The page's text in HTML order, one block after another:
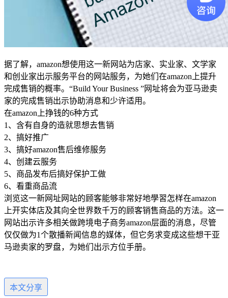
据了解，amazon想使用这一新网站为店家、实业家、文学家
和创业家出示服务平台的网站服务，为她们在amazon上提升
完成售销的概率。“Build Your Business ”网址将会为亚马逊卖
家的完成售销出示协助消息和少许适用。
在amazon上挣钱的6种方式
1、含有自身的造就思想去售销
2、搞好推广
3、搞好amazon售后维修服务
4、创建云服务
5、商品发布后搞好保护工做
6、看重商品流
浏览这一新网址网站的顾客能够非常好地學習怎样在amazon
上开实体店及其向全世界数千万的顾客销售商品的方法。这一
网站出示许多相关做跨境电子商务amazon层面的消息，尽管
仅仅做为1个散播新闻信息的媒体，但它务求变成这些想干亚
马逊卖家的罗盘，为她们出示方位手册。
本文分享